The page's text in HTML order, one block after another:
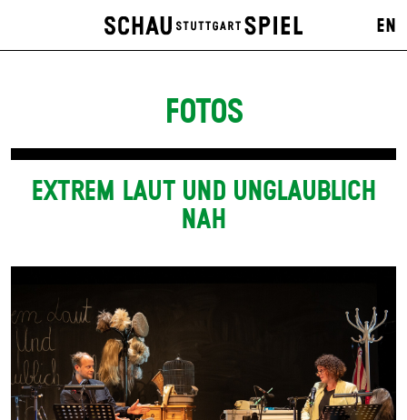
EN
FOTOS
EXTREM LAUT UND UNGLAUBLICH
NAH